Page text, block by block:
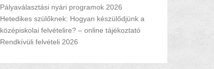
Pályaválasztási nyári programok 2026
Hetedikes szülőknek: Hogyan készülődjünk a
középiskolai felvételire? – online tájékoztató
Rendkívüli felvételi 2026